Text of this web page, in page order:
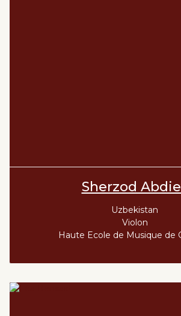
Sherzod
Uzbekistan
Violon
Haute Ecole de Musique de